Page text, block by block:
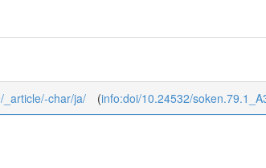
_article/-char/ja/ (info:doi/10.24532/